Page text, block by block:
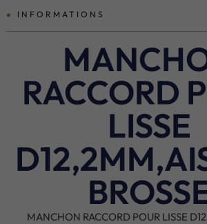
INFORMATIONS
RACCORD
LISSE
MANCHON RACCORD POUR LISSE